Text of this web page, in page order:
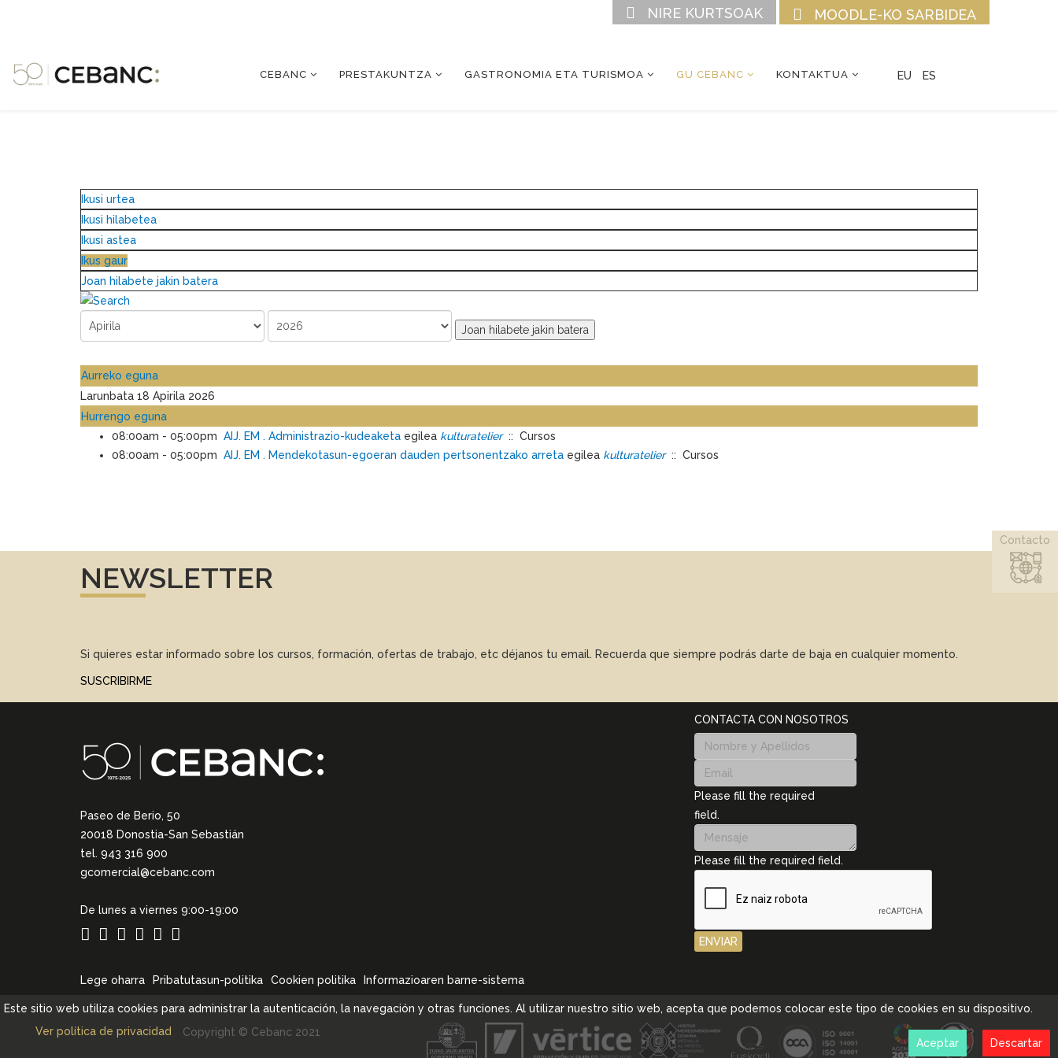
MOODLE-KO SARBIDEA
NIRE KURTSOAK
CEBANC PRESTAKUNTZA GASTRONOMIA ETA TURISMOA GU CEBANC KONTAKTUA EU ES
Ikusi urtea
Ikusi hilabetea
Ikusi astea
Ikus gaur
Joan hilabete jakin batera
Joan hilabete jakin batera
Aurreko eguna
Larunbata 18 Apirila 2026
Hurrengo eguna
08:00am - 05:00pm AIJ. EM . Administrazio-kudeaketa egilea kulturatelier:: Cursos
08:00am - 05:00pm AIJ. EM . Mendekotasun-egoeran dauden pertsonentzako arreta egilea kulturatelier:: Cursos
NEWSLETTER
Si quieres estar informado sobre los cursos, formación, ofertas de trabajo, etc déjanos tu email. Recuerda que siempre podrás darte de baja en cualquier momento.
SUSCRIBIRME
Paseo de Berio, 50
20018 Donostia-San Sebastián
tel. 943 316 900
gcomercial@cebanc.com
De lunes a viernes 9:00-19:00
Lege oharra Pribatutasun-politika Cookien politika Informazioaren barne-sistema
CONTACTA CON NOSOTROS
Please fill the required
field.
Please fill the required field.
ENVIAR
Contacto
Copyright © Cebanc 2021
Este sitio web utiliza cookies para administrar la autenticación, la navegación y otras funciones. Al utilizar nuestro sitio web, acepta que podemos colocar este tipo de cookies en su dispositivo.
Ver política de privacidad
Descartar
Aceptar